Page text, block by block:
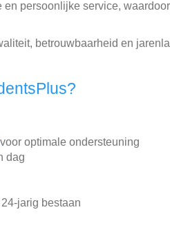
persoonlijke service,
betrouwbaarheid en
voor optimale ondersteuning
dag
jarig bestaan